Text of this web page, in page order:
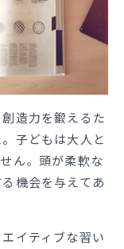
造力を鍛えるた
子どもは大人と
ん。頭が柔軟な
機会を与えてあ
イティブな習い